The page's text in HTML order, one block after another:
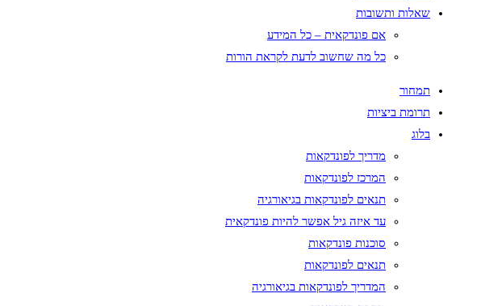
שאלות ותשובות
אם פונדקאית – כל המידע
כל מה שחשוב לדעת לקראת הורות
תמחור
תרומת ביציות
בלוג
מדריך לפונדקאות
המרכז לפונדקאות
תנאים לפונדקאות בגיאורגיה
עד איזה גיל אפשר להיות פונדקאית
סוכנות פונדקאות
תנאים לפונדקאות
המדריך לפונדקאות בגיאורגיה